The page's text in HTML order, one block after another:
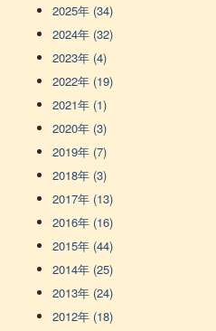
2025年 (34)
2024年 (32)
2023年 (4)
2022年 (19)
2021年 (1)
2020年 (3)
2019年 (7)
2018年 (3)
2017年 (13)
2016年 (16)
2015年 (44)
2014年 (25)
2013年 (24)
2012年 (18)